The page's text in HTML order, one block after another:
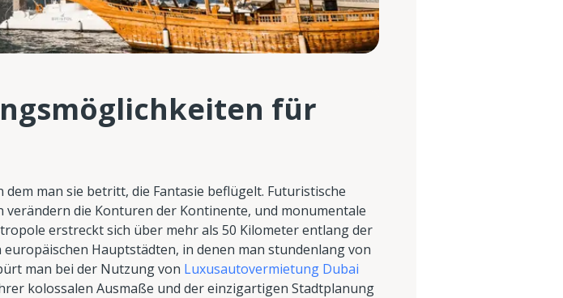
für
man sie betritt, die Fantasie beflügelt. Futuristische
die Konturen der Kontinente, und monumentale
erstreckt sich über mehr als 50 Kilometer entlang der
Hauptstädten, in denen man stundenlang von
man bei der Nutzung von Luxusautovermietung Dubai
kolossalen Ausmaße und der einzigartigen Stadtplanung